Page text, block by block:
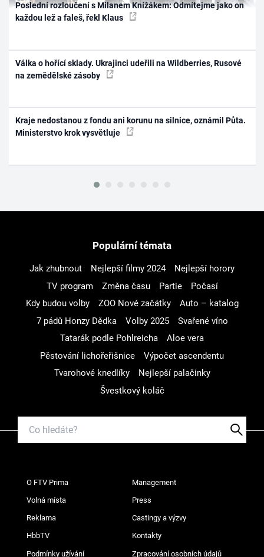
Poslední rozloučení s Milanem Knížákem: Odmítejme jako on
každou lež a faleš, řekl Klaus
Válka o hořící sklady. Ukrajinci udeřili na Wildberries, Rusové
na zemědělské zásoby
Kraje nedostanou z fondu ani korunu na silnice, oznámil Půta.
Ministerstvo krok vysvětluje
Populární témata
Jak zhubnout Nejlepší filmy 2024
Nejlepší horory
TV program
Změna času Partie
Počasí
Kdy budou volby
ZOO Nové začátky
Auto – katalog
7 pádů Honzy Dědka
Volby 2025
Svařené víno
Tatarák podle Pohlreicha
Aloe vera
Pěstování lichořeřišnice
Výpočet ascendentu
Tvarohové knedlíky
Nejlepší palačinky
Švestkový koláč
O FTV Prima Management
Volná místa Press
Reklama Castingy a výzvy
HbbTV Kontakty
Podmínky užívání Zpracování osobních údajů